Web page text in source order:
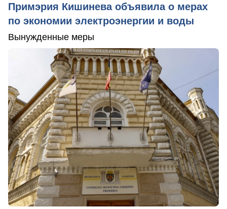
Примэрия Кишинева объявила о мерах
по экономии электроэнергии и воды
Вынужденные меры